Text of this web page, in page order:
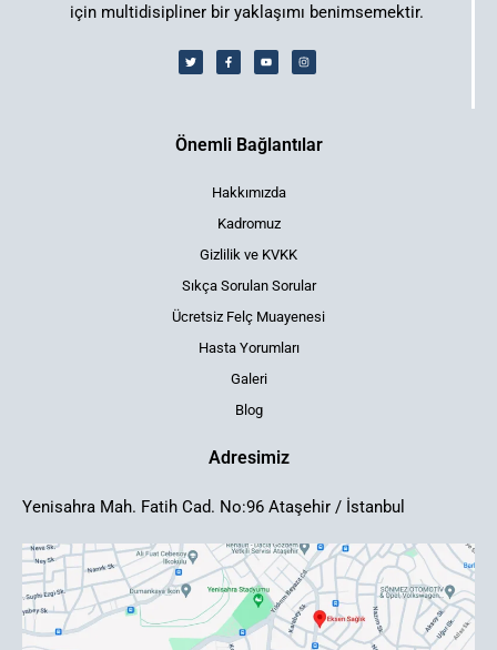
için multidisipliner bir yaklaşımı benimsemektir.
Önemli Bağlantılar
Hakkımızda
Kadromuz
Gizlilik ve KVKK
Sıkça Sorulan Sorular
Ücretsiz Felç Muayenesi
Hasta Yorumları
Galeri
Blog
Adresimiz
Yenisahra Mah. Fatih Cad. No:96 Ataşehir / İstanbul